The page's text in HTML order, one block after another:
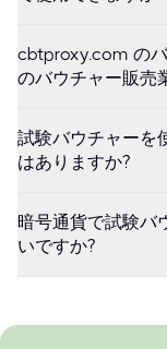
cbtproxy.com の
のバウチャー販売
試験バウチャーを
はありますか?
暗号通貨で試験バ
いですか?